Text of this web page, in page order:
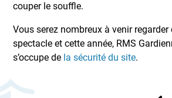
couper le souffle.
Vous serez nombreux à venir
spectacle et cette année, RMS
s’occupe de la sécurité du site.